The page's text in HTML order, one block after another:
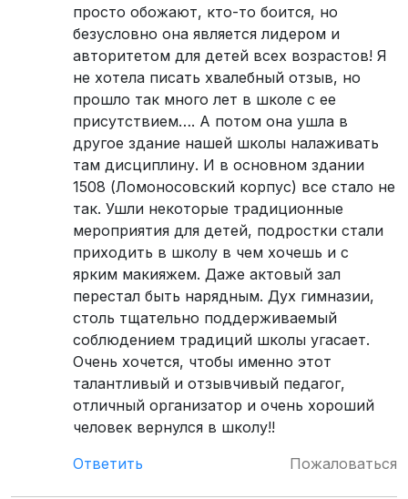
просто обожают, кто-то боится, но
безусловно она является лидером и
авторитетом для детей всех возрастов! Я
не хотела писать хвалебный отзыв, но
прошло так много лет в школе с ее
присутствием…. А потом она ушла в
другое здание нашей школы налаживать
там дисциплину. И в основном здании
1508 (Ломоносовский корпус) все стало не
так. Ушли некоторые традиционные
мероприятия для детей, подростки стали
приходить в школу в чем хочешь и с
ярким макияжем. Даже актовый зал
перестал быть нарядным. Дух гимназии,
столь тщательно поддерживаемый
соблюдением традиций школы угасает.
Очень хочется, чтобы именно этот
талантливый и отзывчивый педагог,
отличный организатор и очень хороший
человек вернулся в школу!!
Ответить
Пожаловаться